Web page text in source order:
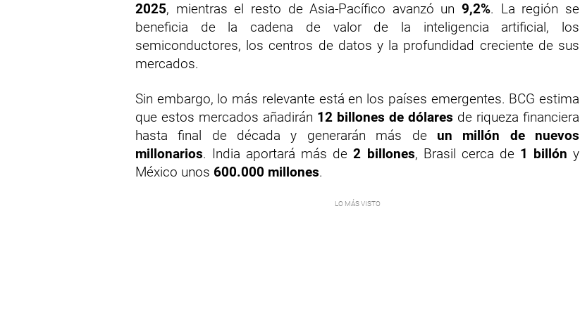
2025, mientras el resto de Asia-Pacífico avanzó un9,2%. La región se
beneficia de la cadena de valor de la inteligencia artificial, los
semiconductores, los centros de datos y la profundidad creciente de sus
mercados.
Sin embargo, lo más relevante está en los países emergentes. BCG estima
que estos mercados añadirán 12 billones de dólares de riqueza financiera
hasta final de década y generarán más de un millón de nuevos
millonarios. India aportará más de2 billones, Brasil cerca de 1 billón y
México unos 600.000 millones.